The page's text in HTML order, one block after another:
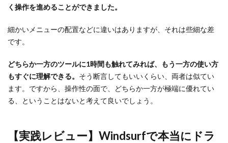
く操作を進めることができました。
細かいメニューの配置などに違いはありますが、それは些細な差
です。
どちらか一方のツールに1時間も触れてみれば、もう一方の使い方
もすぐに理解できる。 そう断言してもいいくらい、両者は似てい
ます。ですから、操作性の面で、どちらか一方が極端に優れてい
る、ということはないと考えて良いでしょう。
【実践レビュー】Windsurfで本当にドラ